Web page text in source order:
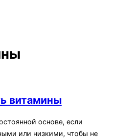
витамины
основе, если
или низкими, чтобы не